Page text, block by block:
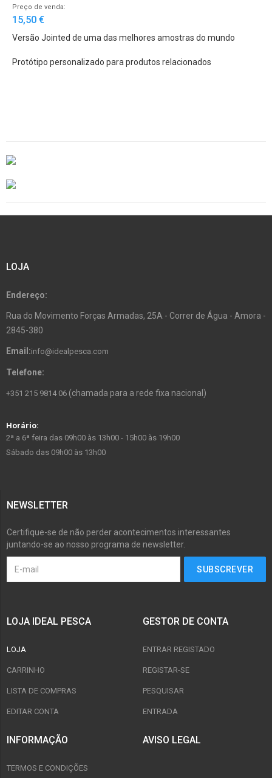
Preço de venda:
15,50 €
Versão Jointed de uma das melhores amostras do mundo
Protótipo personalizado para produtos relacionados
LOJA
Endereço:
Rua do Movimento Forças Armadas, 25A - Correr de Água - Amora -
2845-380
Email:info@idealpesca.com
Telefone:
+351 215 9814 06 (chamada para a rede fixa nacional)
Horário:
2ª a 6ª feira das 09h00 às 13h00 - 15h00 às 19h00
Sábado das 09h00 às 13h00
NEWSLETTER
Certifique-se de não perder acontecimentos interessantes
juntando-se ao nosso programa de newsletter.
LOJA IDEAL PESCA
LOJA
CARRINHO
LISTA DE COMPRAS
EDITAR CONTA
GESTOR DE CONTA
ENTRAR REGISTADO
REGISTAR-SE
PESQUISAR
ENTRADA
INFORMAÇÃO
TERMOS E CONDIÇÕES
AVISO LEGAL